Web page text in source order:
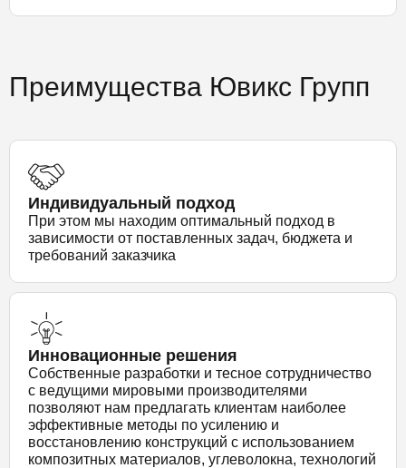
Преимущества Ювикс Групп
Индивидуальный подход
При этом мы находим оптимальный подход в
зависимости от поставленных задач, бюджета и
требований заказчика
Инновационные решения
Собственные разработки и тесное сотрудничество
с ведущими мировыми производителями
позволяют нам предлагать клиентам наиболее
эффективные методы по усилению и
восстановлению конструкций с использованием
композитных материалов, углеволокна, технологий